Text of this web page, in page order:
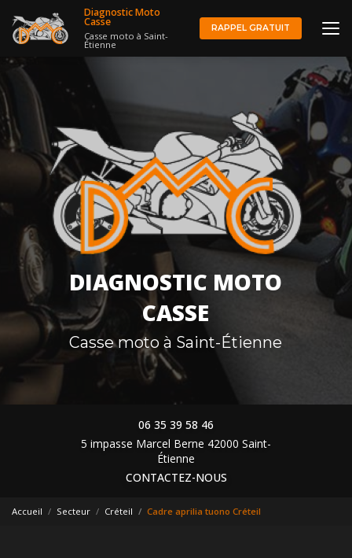
au
contenu
Diagnostic Moto
Casse
Casse moto à Saint-
Étienne
RAPPEL GRATUIT
DIAGNOSTIC MOTO
CASSE
Casse moto à Saint-Étienne
06 35 39 58 46
5 impasse Marcel Berne 42000 Saint-
Étienne
CONTACTEZ-NOUS
Accueil Secteur Créteil Cadre aprilia tuono Créteil